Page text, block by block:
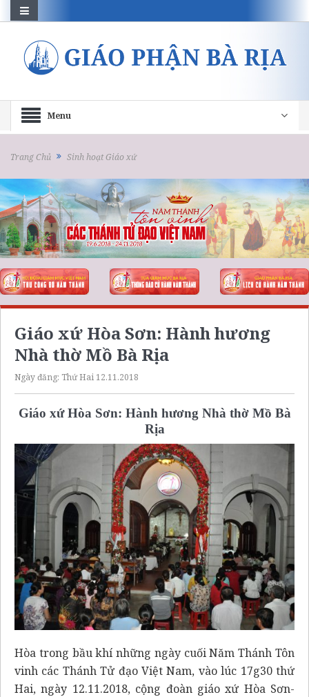
Menu
Trang Chủ Sinh hoạt Giáo xứ
Giáo xứ Hòa Sơn: Hành hương
Nhà thờ Mồ Bà Rịa
Ngày đăng: Thứ Hai 12.11.2018
Giáo xứ Hòa Sơn: Hành hương Nhà thờ Mồ Bà
Rịa
Hòa trong bầu khí những ngày cuối Năm Thánh Tôn
vinh các Thánh Tử đạo Việt Nam, vào lúc 17g30 thứ
Hai, ngày 12.11.2018, cộng đoàn giáo xứ Hòa Sơn-